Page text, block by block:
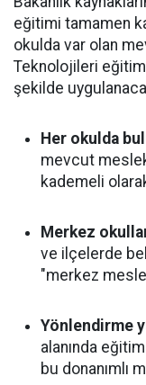
eğitimi tamamen
okulda var olan
Teknolojileri
şekilde
Her okulda
mevcut
kademeli
Merkez
ve ilçelerde
"merkez
Yönlendirme
alanında
bu donanımlı